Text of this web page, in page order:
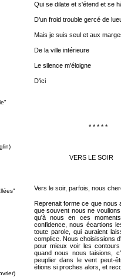
Qui se dilate et s'étend et se
D'un froid trouble gercé de
Mais je suis seul et aux
De la ville intérieure
Le silence m'éloigne
D'ici
* * * * *
VERS LE SOIR
Vers le soir, parfois, nous
Reprenait forme ce que nous
que souvent nous ne
qu'à nous en ces
confidence, nous écartions
toute parole, qui auraient
complice. Nous choisissions
pour mieux voir les
quand nous nous taisions,
peuplier dans le vent peut-
étions si proches alors, et